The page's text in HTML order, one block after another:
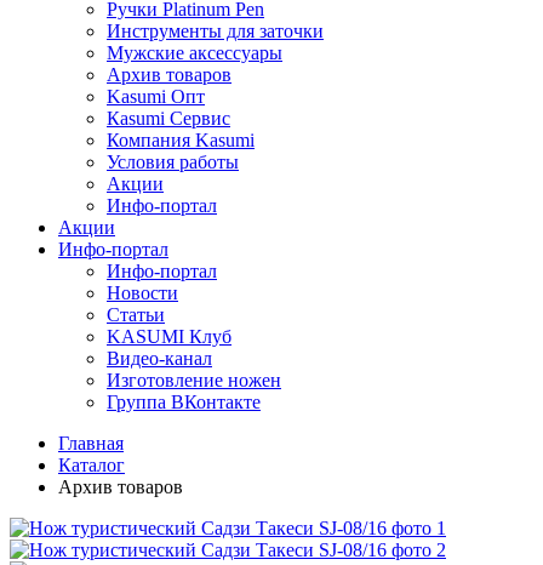
Ручки Platinum Pen
Инструменты для заточки
Мужские аксессуары
Архив товаров
Kasumi Опт
Кasumi Сервис
Компания Kasumi
Условия работы
Акции
Инфо-портал
Акции
Инфо-портал
Инфо-портал
Новости
Статьи
KASUMI Клуб
Видео-канал
Изготовление ножен
Группа ВКонтакте
Главная
Каталог
Архив товаров